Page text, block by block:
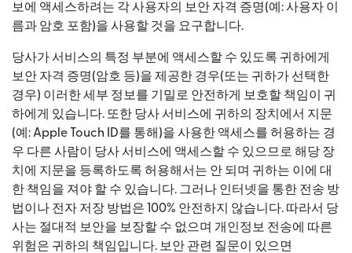
보에 액세스하려는 각 사용자의 보안 자격 증명(예: 사용자 이
름과 암호 포함)을 사용할 것을 요구합니다.
당사가 서비스의 특정 부분에 액세스할 수 있도록 귀하에게
보안 자격 증명(암호 등)을 제공한 경우(또는 귀하가 선택한
경우) 이러한 세부 정보를 기밀로 안전하게 보호할 책임이 귀
하에게 있습니다. 또한 당사 서비스에 귀하의 장치에서 지문
(예: Apple Touch ID를 통해)을 사용한 액세스를 허용하는 경
우 다른 사람이 당사 서비스에 액세스할 수 있으므로 해당 장
치에 지문을 등록하도록 허용해서는 안 되며 귀하는 이에 대
한 책임을 져야 할 수 있습니다. 그러나 인터넷을 통한 전송 방
법이나 전자 저장 방법은 100% 안전하지 않습니다. 따라서 당
사는 절대적 보안을 보장할 수 없으며 개인정보 전송에 따른
위험은 귀하의 책임입니다. 보안 관련 질문이 있으면